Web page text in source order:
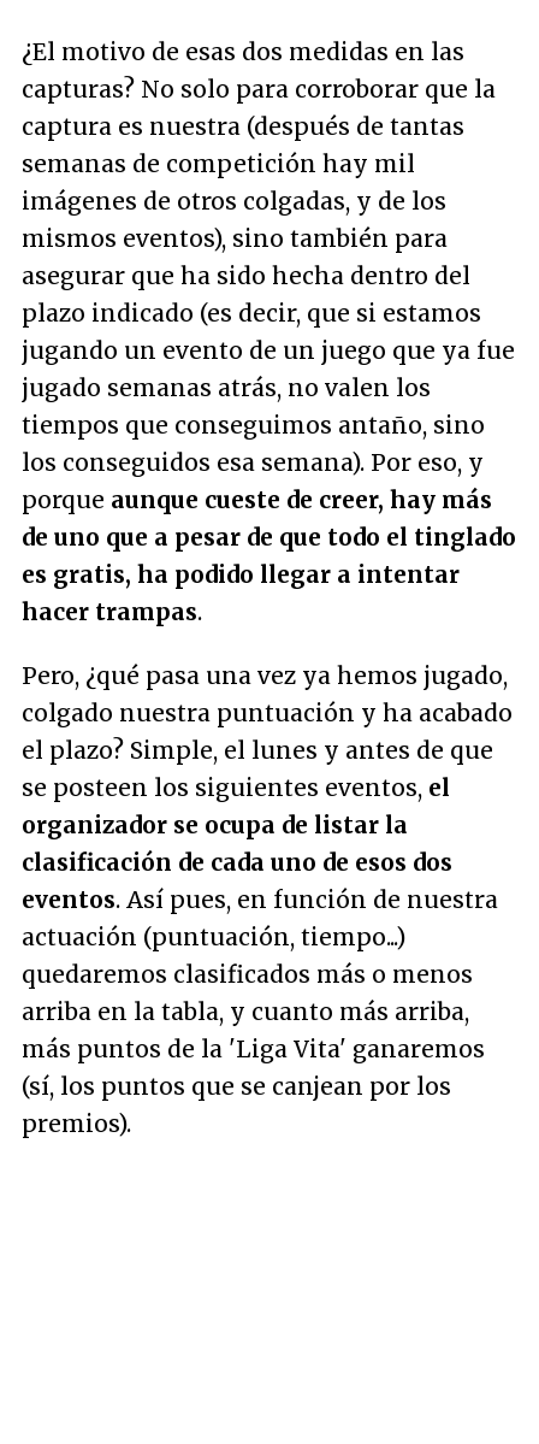
¿El motivo de esas dos medidas en las
capturas? No solo para corroborar que la
captura es nuestra (después de tantas
semanas de competición hay mil
imágenes de otros colgadas, y de los
mismos eventos), sino también para
asegurar que ha sido hecha dentro del
plazo indicado (es decir, que si estamos
jugando un evento de un juego que ya fue
jugado semanas atrás, no valen los
tiempos que conseguimos antaño, sino
los conseguidos esa semana). Por eso, y
porque aunque cueste de creer, hay más
de uno que a pesar de que todo el tinglado
es gratis, ha podido llegar a intentar
hacer trampas.
Pero, ¿qué pasa una vez ya hemos jugado,
colgado nuestra puntuación y ha acabado
el plazo? Simple, el lunes y antes de que
se posteen los siguientes eventos, el
organizador se ocupa de listar la
clasificación de cada uno de esos dos
eventos. Así pues, en función de nuestra
actuación (puntuación, tiempo...)
quedaremos clasificados más o menos
arriba en la tabla, y cuanto más arriba,
más puntos de la 'Liga Vita' ganaremos
(sí, los puntos que se canjean por los
premios).